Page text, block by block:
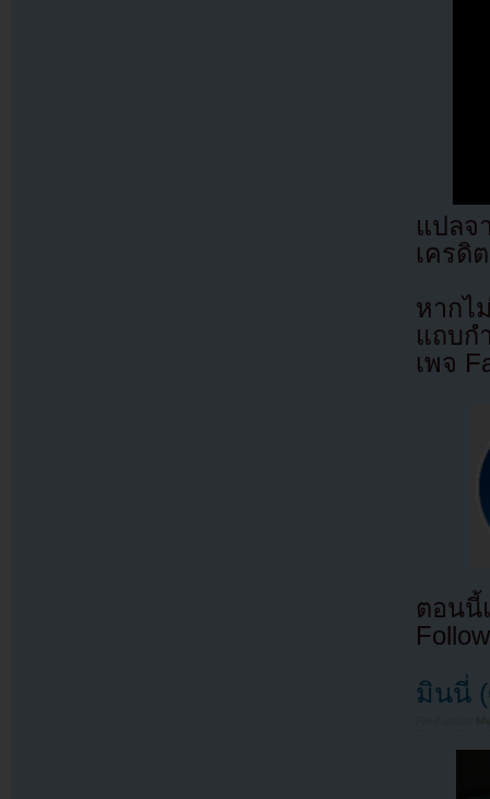
แปล
เครดิ
หากไ
แถบก
เพจ
ตอนนี้
มินนี่